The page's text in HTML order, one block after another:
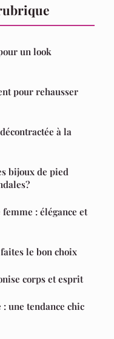
un look
pour rehausser
à la
bijoux de pied
: élégance et
le bon choix
corps et esprit
une tendance chic